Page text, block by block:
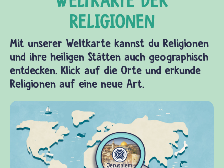
Mit unserer Weltkarte kannst du Religionen
und ihre heiligen Stätten auch geographisch
entdecken. Klick auf die Orte und erkunde
Religionen auf eine neue Art.